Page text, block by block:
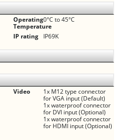
Operating
Temperature
0°C to 45°C
IP rating IP69K
Video
1x M12 type connector
for VGA input (Default)
1x waterproof connector
for DVI input (Optional)
1x waterproof connector
for HDMI input (Optional)